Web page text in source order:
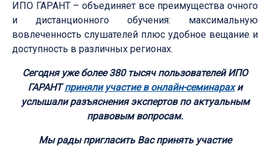
ИПО ГАРАНТ – объединяет все преимущества очного
и дистанционного обучения: максимальную
вовлеченность слушателей плюс удобное вещание и
доступность в различных регионах.
Сегодня уже более 380 тысяч пользователей ИПО
ГАРАНТприняли участие в онлайн-семинарахи
услышали разъяснения экспертов по актуальным
правовым вопросам.
Мы рады пригласить Вас принять участие